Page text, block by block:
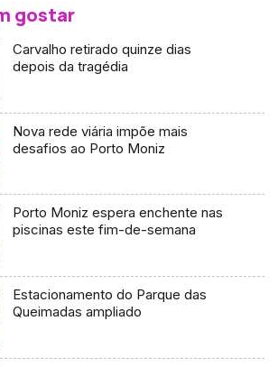
gostar
Carvalho retirado quinze dias
depois da tragédia
Nova rede viária impõe mais
desafios ao Porto Moniz
Porto Moniz espera enchente nas
piscinas este fim-de-semana
Estacionamento do Parque das
Queimadas ampliado